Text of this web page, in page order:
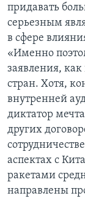
придавать
серьезным
в сфере
«Именно
заявления,
стран. Хотя,
внутренней
диктатор
других
аспектах с
ракетами
направлены